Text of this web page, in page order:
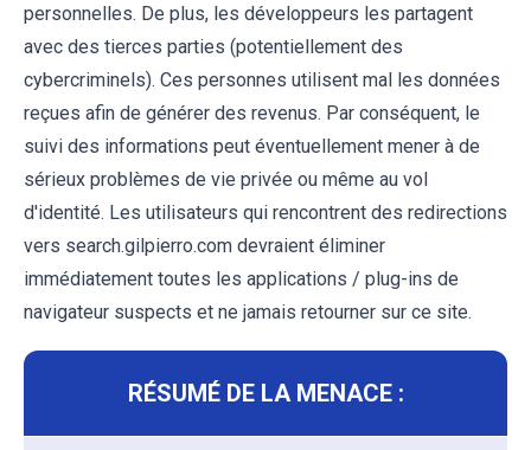
personnelles. De plus, les développeurs les partagent
avec des tierces parties (potentiellement des
cybercriminels). Ces personnes utilisent mal les données
reçues afin de générer des revenus. Par conséquent, le
suivi des informations peut éventuellement mener à de
sérieux problèmes de vie privée ou même au vol
d'identité. Les utilisateurs qui rencontrent des redirections
vers search.gilpierro.com devraient éliminer
immédiatement toutes les applications / plug-ins de
navigateur suspects et ne jamais retourner sur ce site.
RÉSUMÉ DE LA MENACE :